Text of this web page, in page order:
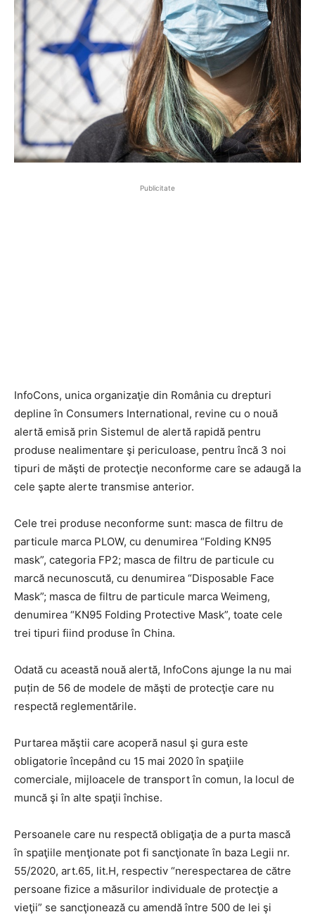
Publicitate
InfoCons, unica organizaţie din România cu drepturi
depline în Consumers International, revine cu o nouă
alertă emisă prin Sistemul de alertă rapidă pentru
produse nealimentare şi periculoase, pentru încă 3 noi
tipuri de măşti de protecţie neconforme care se adaugă la
cele şapte alerte transmise anterior.
Cele trei produse neconforme sunt: masca de filtru de
particule marca PLOW, cu denumirea “Folding KN95
mask”, categoria FP2; masca de filtru de particule cu
marcă necunoscută, cu denumirea “Disposable Face
Mask”; masca de filtru de particule marca Weimeng,
denumirea “KN95 Folding Protective Mask”, toate cele
trei tipuri fiind produse în China.
Odată cu această nouă alertă, InfoCons ajunge la nu mai
puțin de 56 de modele de măşti de protecţie care nu
respectă reglementările.
Purtarea măştii care acoperă nasul şi gura este
obligatorie începând cu 15 mai 2020 în spaţiile
comerciale, mijloacele de transport în comun, la locul de
muncă şi în alte spaţii închise.
Persoanele care nu respectă obligaţia de a purta mască
în spaţiile menţionate pot fi sancţionate în baza Legii nr.
55/2020, art.65, lit.H, respectiv “nerespectarea de către
persoane fizice a măsurilor individuale de protecţie a
vieţii” se sancţionează cu amendă între 500 de lei şi